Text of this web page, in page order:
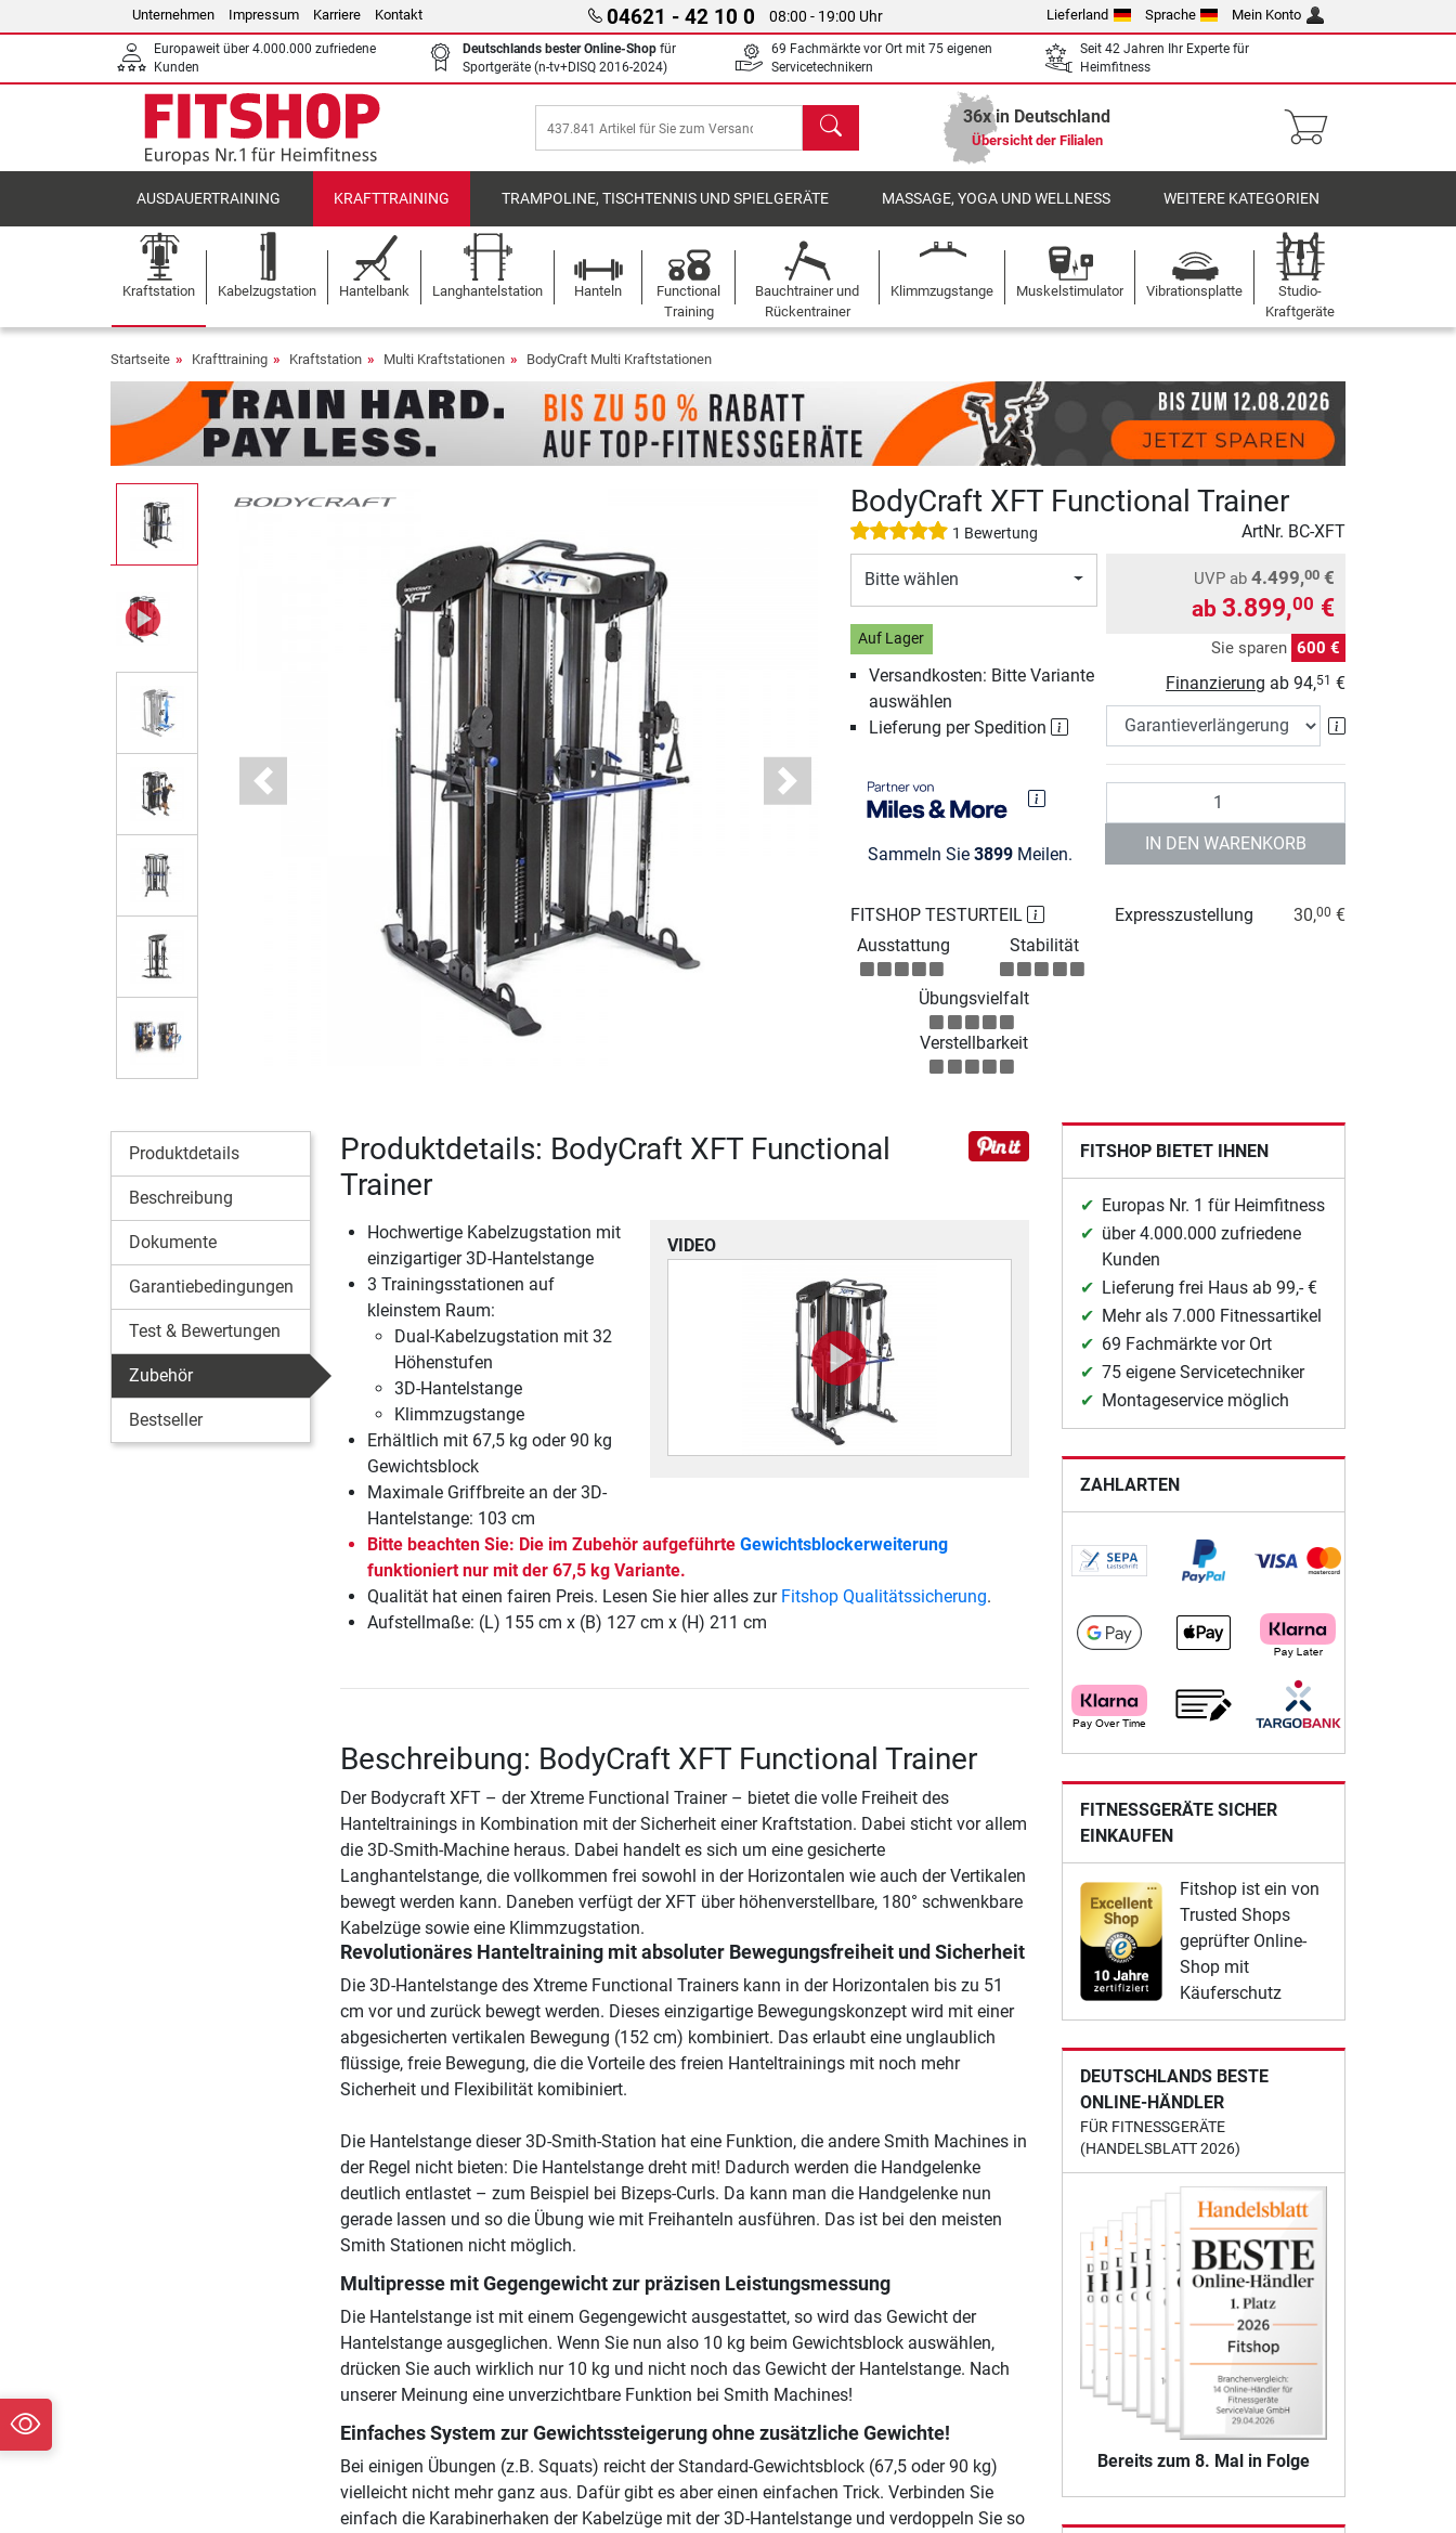
Unternehmen Impressum Karriere Kontakt 04621 - 42 10 0 08:00 - 19:00 Uhr Lieferland Sprache Mein Konto
Europaweit über 4.000.000 zufriedene
Kunden
Deutschlands bester Online-Shop für
Sportgeräte (n-tv+DISQ 2016-2024)
69 Fachmärkte vor Ort mit 75 eigenen
Servicetechnikern
Seit 42 Jahren Ihr Experte für
Heimfitness
Suchen 36x in Deutschland
Übersicht der Filialen
AUSDAUERTRAINING KRAFTTRAINING TRAMPOLINE, TISCHTENNIS UND SPIELGERÄTE MASSAGE, YOGA UND WELLNESS WEITERE KATEGORIEN
Kraftstation Kabelzugstation Hantelbank Langhantelstation Hanteln
Functional
Training
Bauchtrainer und
Rückentrainer
Klimmzugstange Muskelstimulator Vibrationsplatte
Studio-
Kraftgeräte
Startseite Krafttraining Kraftstation Multi Kraftstationen BodyCraft Multi Kraftstationen
Previous Next
BodyCraft XFT Functional Trainer
1 Bewertung ArtNr. BC-XFT
Bitte wählen
Auf Lager
Versandkosten: Bitte Variante
auswählen
Lieferung per Spedition
Sammeln Sie 3899Meilen.
UVP ab 4.499,00 €
ab 3.899,00 €
Sie sparen 600 €
Finanzierung ab 94,51 €
IN DEN WARENKORB
FITSHOP TESTURTEIL
Ausstattung
Stabilität
Übungsvielfalt
Verstellbarkeit
Expresszustellung 30,00 €
Produktdetails
Beschreibung
Dokumente
Garantiebedingungen
Test & Bewertungen
Zubehör
Bestseller
Produktdetails: BodyCraft XFT Functional
Trainer
VIDEO
Hochwertige Kabelzugstation mit
einzigartiger 3D-Hantelstange
3 Trainingsstationen auf
kleinstem Raum:
Dual-Kabelzugstation mit 32
Höhenstufen
3D-Hantelstange
Klimmzugstange
Erhältlich mit 67,5 kg oder 90 kg
Gewichtsblock
Maximale Griffbreite an der 3D-
Hantelstange: 103 cm
Bitte beachten Sie: Die im Zubehör aufgeführte Gewichtsblockerweiterung
funktioniert nur mit der 67,5 kg Variante.
Qualität hat einen fairen Preis. Lesen Sie hier alles zur Fitshop Qualitätssicherung.
Aufstellmaße: (L) 155 cm x (B) 127 cm x (H) 211 cm
Beschreibung: BodyCraft XFT Functional Trainer
Der Bodycraft XFT – der Xtreme Functional Trainer – bietet die volle Freiheit des
Hanteltrainings in Kombination mit der Sicherheit einer Kraftstation. Dabei sticht vor allem
die 3D-Smith-Machine heraus. Dabei handelt es sich um eine gesicherte
Langhantelstange, die vollkommen frei sowohl in der Horizontalen wie auch der Vertikalen
bewegt werden kann. Daneben verfügt der XFT über höhenverstellbare, 180° schwenkbare
Kabelzüge sowie eine Klimmzugstation.
Revolutionäres Hanteltraining mit absoluter Bewegungsfreiheit und Sicherheit
Die 3D-Hantelstange des Xtreme Functional Trainers kann in der Horizontalen bis zu 51
cm vor und zurück bewegt werden. Dieses einzigartige Bewegungskonzept wird mit einer
abgesicherten vertikalen Bewegung (152 cm) kombiniert. Das erlaubt eine unglaublich
flüssige, freie Bewegung, die die Vorteile des freien Hanteltrainings mit noch mehr
Sicherheit und Flexibilität komibiniert.
Die Hantelstange dieser 3D-Smith-Station hat eine Funktion, die andere Smith Machines in
der Regel nicht bieten: Die Hantelstange dreht mit! Dadurch werden die Handgelenke
deutlich entlastet – zum Beispiel bei Bizeps-Curls. Da kann man die Handgelenke nun
gerade lassen und so die Übung wie mit Freihanteln ausführen. Das ist bei den meisten
Smith Stationen nicht möglich.
Multipresse mit Gegengewicht zur präzisen Leistungsmessung
Die Hantelstange ist mit einem Gegengewicht ausgestattet, so wird das Gewicht der
Hantelstange ausgeglichen. Wenn Sie nun also 10 kg beim Gewichtsblock auswählen,
drücken Sie auch wirklich nur 10 kg und nicht noch das Gewicht der Hantelstange. Nach
unserer Meinung eine unverzichtbare Funktion bei Smith Machines!
Einfaches System zur Gewichtssteigerung ohne zusätzliche Gewichte!
Bei einigen Übungen (z.B. Squats) reicht der Standard-Gewichtsblock (67,5 oder 90 kg)
vielleicht nicht mehr ganz aus. Dafür gibt es aber einen einfachen Trick. Verbinden Sie
einfach die Karabinerhaken der Kabelzüge mit der 3D-Hantelstange und verdoppeln Sie so
FITSHOP BIETET IHNEN
Europas Nr. 1 für Heimfitness
über 4.000.000 zufriedene
Kunden
Lieferung frei Haus ab 99,- €
Mehr als 7.000 Fitnessartikel
69 Fachmärkte vor Ort
75 eigene Servicetechniker
Montageservice möglich
ZAHLARTEN
FITNESSGERÄTE SICHER
EINKAUFEN
Fitshop ist ein von
Trusted Shops
geprüfter Online-
Shop mit
Käuferschutz
DEUTSCHLANDS BESTE
ONLINE-HÄNDLER
FÜR FITNESSGERÄTE
(HANDELSBLATT 2026)
Bereits zum 8. Mal in Folge